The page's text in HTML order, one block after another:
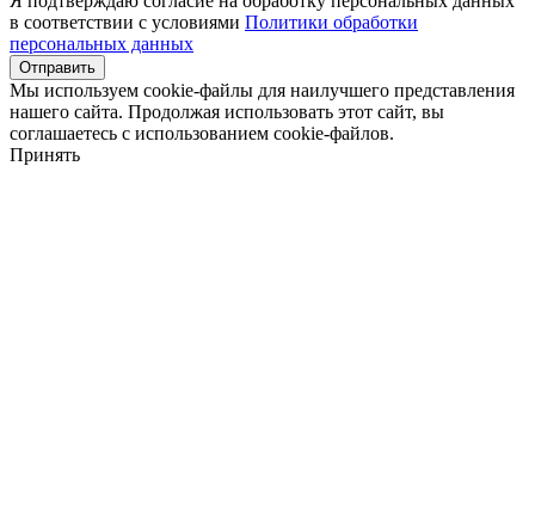
в соответствии с условиями Политики обработки
персональных данных
Отправить
Мы используем cookie-файлы для наилучшего представления
нашего сайта. Продолжая использовать этот сайт, вы
соглашаетесь с использованием cookie-файлов.
Принять